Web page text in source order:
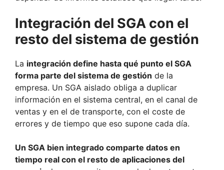
Integración del SGA con el
resto del sistema de gestión
La integración define hasta qué punto el SGA
forma parte del sistema de gestión de la
empresa. Un SGA aislado obliga a duplicar
información en el sistema central, en el canal de
ventas y en el de transporte, con el coste de
errores y de tiempo que eso supone cada día.
Un SGA bien integrado comparte datos en
tiempo real con el resto de aplicaciones del